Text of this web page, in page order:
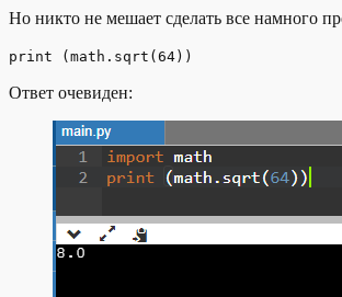
Но никто не мешает сделать все намного
print (math.sqrt(64))
Ответ очевиден: